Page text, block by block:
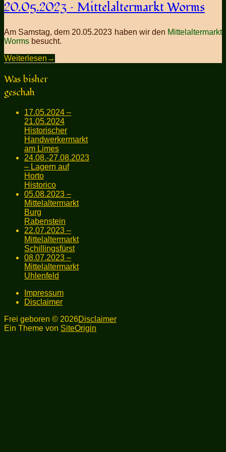
20.05.2023 – Mittelaltermarkt Worms
Am Samstag, dem 20.05.2023 haben wir den Mittelaltermarkt
Worms besucht.
Weiterlesen →
Was bisher
geschah
17.05.2024 –
21.05.2024
Historischer
Handwerkermarkt
am Limes
24.08.-27.08.2023
– Lagern auf
Horto
Historico
05.08.2023 –
Mittelaltermarkt
Burg
Rabenstein
22.07.2023 –
Mittelaltermarkt
Schillingsfürst
08.07.2023 –
Mittelaltermarkt
Uhlenfeld
Impressum
Disclaimer
Frei geboren © 2026Disclaimer
Ein Theme von SiteOrigin